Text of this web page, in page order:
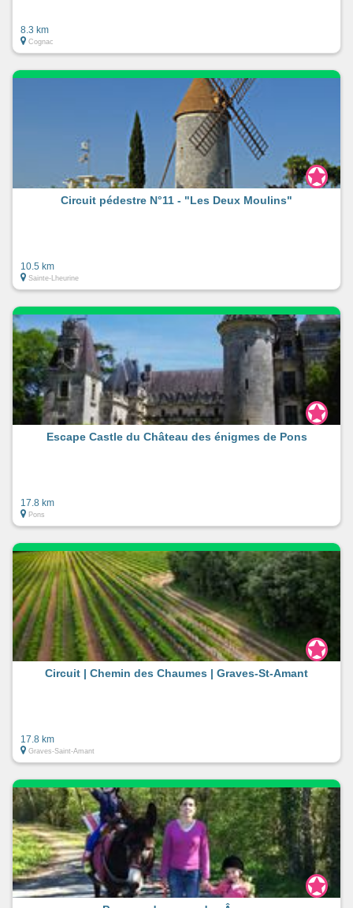
8.3 km
Cognac
Circuit pédestre N°11 - "Les Deux Moulins"
10.5 km
Sainte-Lheurine
Escape Castle du Château des énigmes de Pons
17.8 km
Pons
Circuit | Chemin des Chaumes | Graves-St-Amant
17.8 km
Graves-Saint-Amant